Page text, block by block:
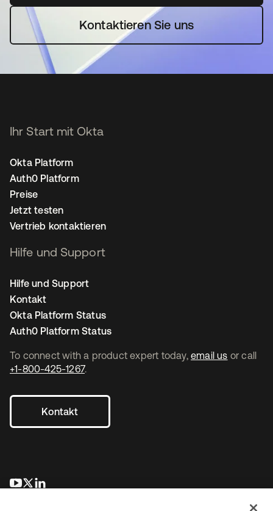
Kontaktieren Sie uns
To connect with a product expert today, email us or call
+1-800-425-1267.
Kontakt
wird in einer neuen Registerkarte geöffnet
wird in einer neuen Registerkarte geöffnet
Ihr Start mit Okta
Okta Platform
Auth0 Platform
Preise
Jetzt testen
Vertrieb kontaktieren
Hilfe und Support
Hilfe und Support
Kontakt
Okta Platform Status
Auth0 Platform Status